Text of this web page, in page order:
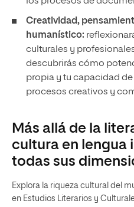
Creatividad,
humanístico:
culturales y
descubrirás cómo
propia y tu capacidad
procesos creativos y
Más allá de la
cultura en lengua
todas sus
Explora la riqueza cultural del
en Estudios Literarios y